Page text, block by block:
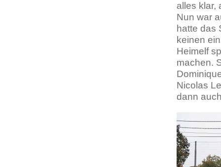
alles klar,
Nun war
hatte das
keinen
Heimelf
machen.
Nicolas
dann